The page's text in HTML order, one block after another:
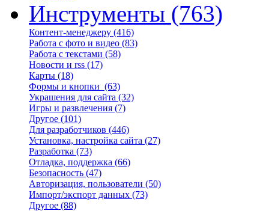
Инструменты (763)
Контент-менеджеру (416)
Работа с фото и видео (83)
Работа с текстами (58)
Новости и rss (17)
Карты (18)
Формы и кнопки (63)
Украшения для сайта (32)
Игры и развлечения (7)
Другое (101)
Для разработчиков (446)
Установка, настройка сайта (27)
Разработка (73)
Отладка, поддержка (66)
Безопасность (47)
Авторизация, пользователи (50)
Импорт/экспорт данных (73)
Другое (88)